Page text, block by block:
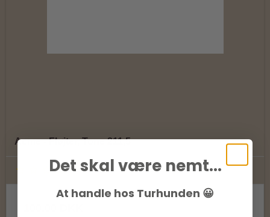
Acme - Fløjter, Tone 211,5
Det skal være nemt...
At handle hos Turhunden 😀